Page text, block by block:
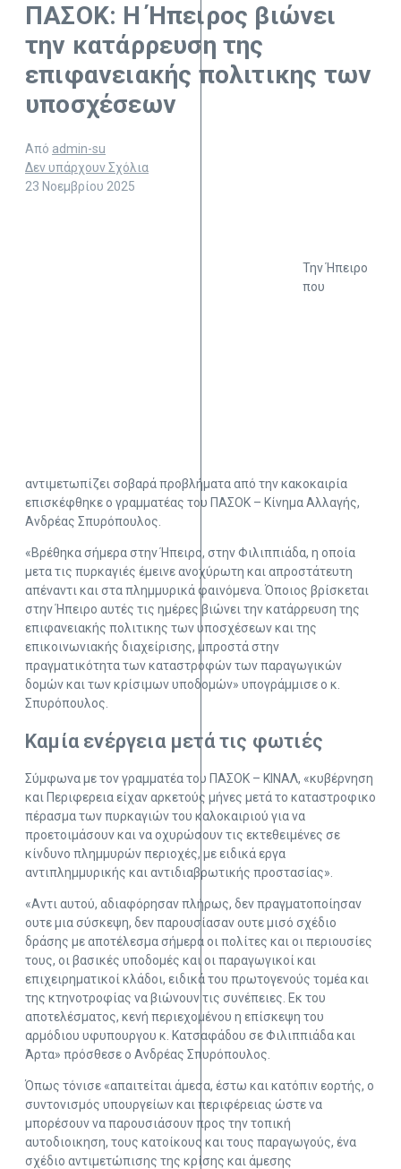
ΠΑΣΟΚ: Η Ήπειρος βιώνει
την κατάρρευση της
επιφανειακής πολιτικης των
υποσχέσεων
Από admin-su
Δεν υπάρχουν Σχόλια
23 Νοεμβρίου 2025
Την Ήπειρο
που
αντιμετωπίζει σοβαρά προβλήματα από την κακοκαιρία
επισκέφθηκε ο γραμματέας του ΠΑΣΟΚ – Κίνημα Αλλαγής,
Ανδρέας Σπυρόπουλος.
«Βρέθηκα σήμερα στην Ήπειρο, στην Φιλιππιάδα, η οποία
μετα τις πυρκαγιές έμεινε ανοχύρωτη και απροστάτευτη
απέναντι και στα πλημμυρικά φαινόμενα. Όποιος βρίσκεται
στην Ήπειρο αυτές τις ημέρες βιώνει την κατάρρευση της
επιφανειακής πολιτικης των υποσχέσεων και της
επικοινωνιακής διαχείρισης, μπροστά στην
πραγματικότητα των καταστροφών των παραγωγικών
δομών και των κρίσιμων υποδομών» υπογράμμισε ο κ.
Σπυρόπουλος.
Καμία ενέργεια μετά τις φωτιές
Σύμφωνα με τον γραμματέα του ΠΑΣΟΚ – ΚΙΝΑΛ, «κυβέρνηση
και Περιφερεια είχαν αρκετούς μήνες μετά το καταστροφικο
πέρασμα των πυρκαγιών του καλοκαιριού για να
προετοιμάσουν και να οχυρώσουν τις εκτεθειμένες σε
κίνδυνο πλημμυρών περιοχές, με ειδικά εργα
αντιπλημμυρικής και αντιδιαβρωτικής προστασίας».
«Αντι αυτού, αδιαφόρησαν πλήρως, δεν πραγματοποίησαν
ουτε μια σύσκεψη, δεν παρουσίασαν ουτε μισό σχέδιο
δράσης με αποτέλεσμα σήμερα οι πολίτες και οι περιουσίες
τους, οι βασικές υποδομές και οι παραγωγικοί και
επιχειρηματικοί κλάδοι, ειδικά του πρωτογενούς τομέα και
της κτηνοτροφίας να βιώνουν τις συνέπειες. Εκ του
αποτελέσματος, κενή περιεχομένου η επίσκεψη του
αρμόδιου υφυπουργου κ. Κατσαφάδου σε Φιλιππιάδα και
Άρτα» πρόσθεσε ο Ανδρέας Σπυρόπουλος.
Όπως τόνισε «απαιτείται άμεσα, έστω και κατόπιν εορτής, ο
συντονισμός υπουργείων και περιφέρειας ώστε να
μπορέσουν να παρουσιάσουν προς την τοπική
αυτοδιοικηση, τους κατοίκους και τους παραγωγούς, ένα
σχέδιο αντιμετώπισης της κρίσης και άμεσης